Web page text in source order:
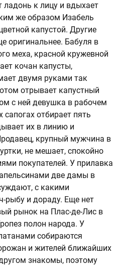
ладонь к лицу и вдыхает
же образом Изабель
капустой. Другие
оригинальнее. Бабуля в
меха, красной кружевной
кочан капусты,
двумя руками так
отрывает капустный
с ней девушка в рабочем
отбирает пять
их в линию и
крупный мужчина в
не мешает, спокойно
покупателей. У прилавка
две дамы в
с какими
рыбу и дораду. Еще нет
рынок на Плас-де-Лис в
полон народа. У
собираются
и жителей ближайших
знакомы, поэтому